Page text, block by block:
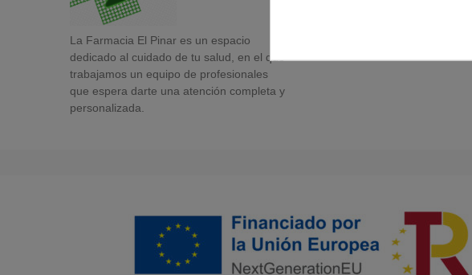
La Farmacia El Pinar es un espacio
dedicado al cuidado de tu salud, en el que
trabajamos un equipo de profesionales
que espera darte una atención completa y
personalizada.